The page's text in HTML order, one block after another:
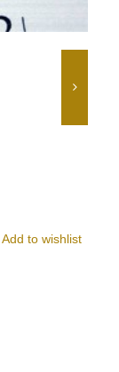
Add to wishlist